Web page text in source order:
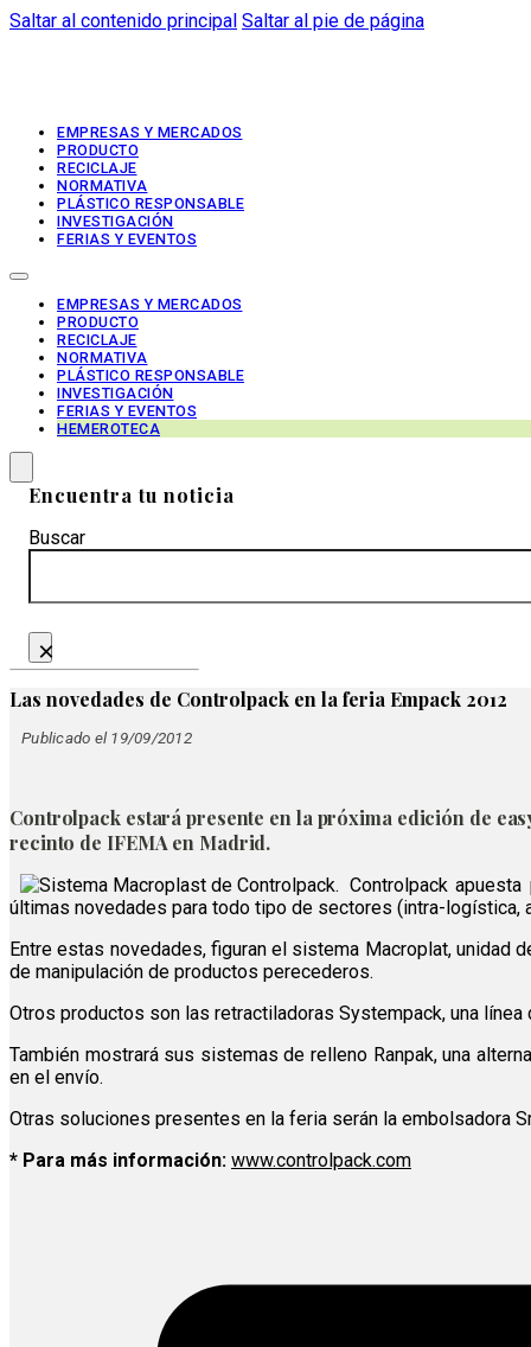
Saltar al contenido principal Saltar al pie de página
EMPRESAS Y MERCADOS
PRODUCTO
RECICLAJE
NORMATIVA
PLÁSTICO RESPONSABLE
INVESTIGACIÓN
FERIAS Y EVENTOS
EMPRESAS Y MERCADOS
PRODUCTO
RECICLAJE
NORMATIVA
PLÁSTICO RESPONSABLE
INVESTIGACIÓN
FERIAS Y EVENTOS
HEMEROTECA
Encuentra tu noticia
Buscar
×
Las novedades de Controlpack en la feria Empack 2012
Publicado el 19/09/2012
Controlpack estará presente en la próxima edición de
recinto de IFEMA en Madrid.
Controlpack
últimas novedades para todo tipo de sectores (intra-logística,
Entre estas novedades, figuran el sistema Macroplat, unidad
de manipulación de productos perecederos.
Otros productos son las retractiladoras Systempack, una
También mostrará sus sistemas de relleno Ranpak, una
en el envío.
Otras soluciones presentes en la feria serán la embolsadora
* Para más información: www.controlpack.com